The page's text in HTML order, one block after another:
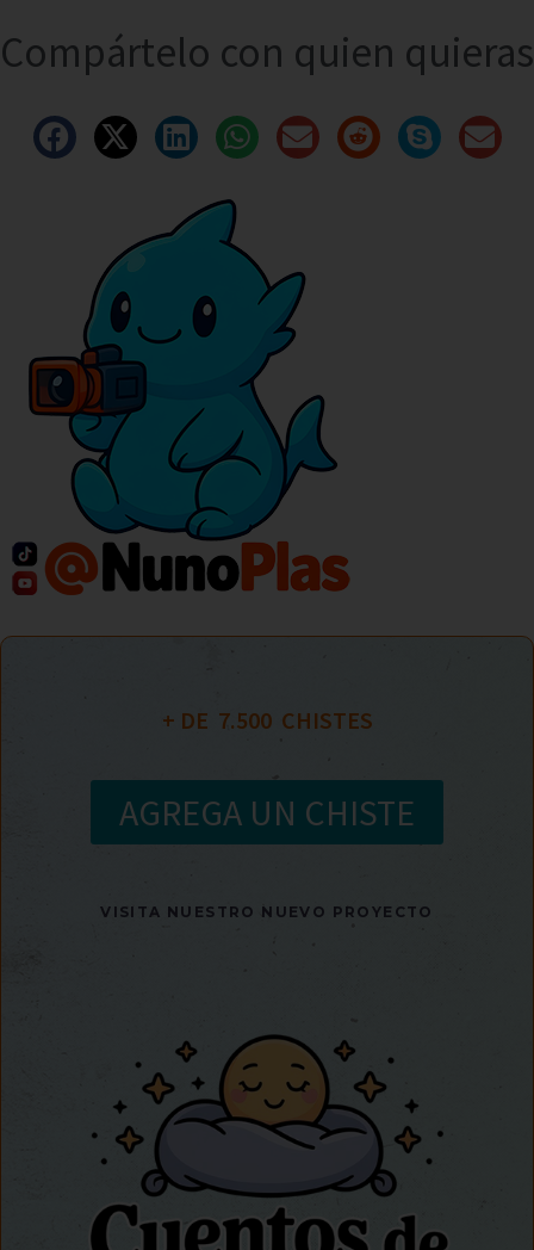
Compártelo con quien quieras
+ DE 7.500
  CHISTES
AGREGA UN CHISTE
VISITA NUESTRO NUEVO PROYECTO